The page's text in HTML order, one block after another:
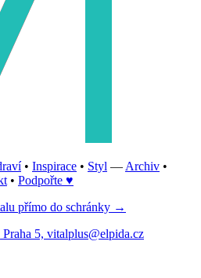
• Inspirace • Styl — Archiv •
• Podpořte ♥
přímo do schránky →
5, vitalplus@elpida.cz